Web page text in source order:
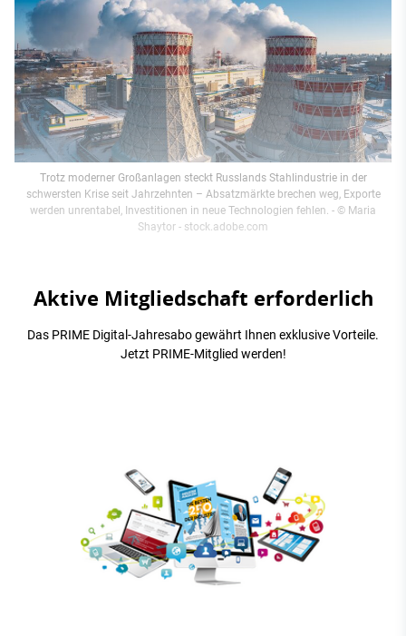
Trotz moderner Großanlagen steckt Russlands Stahlindustrie in der
schwersten Krise seit Jahrzehnten – Absatzmärkte brechen weg, Exporte
werden unrentabel, Investitionen in neue Technologien fehlen. - © Maria
Shaytor - stock.adobe.com
Aktive Mitgliedschaft erforderlich
Das PRIME Digital-Jahresabo gewährt Ihnen exklusive Vorteile.
Jetzt PRIME-Mitglied werden!